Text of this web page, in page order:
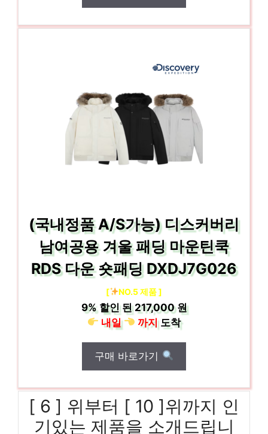
(국내정품 A/S가능) 디스커버리
남여공용 겨울 패딩 마운틴쿡
RDS 다운 숏패딩 DXDJ7G026
[ NO.5 제품 ]
9%할인 된217,000 원
내일
까지도착
구매 바로가기
[ 6 ] 위부터 [ 10 ]위까지 인
기있는 제품을 소개드립니